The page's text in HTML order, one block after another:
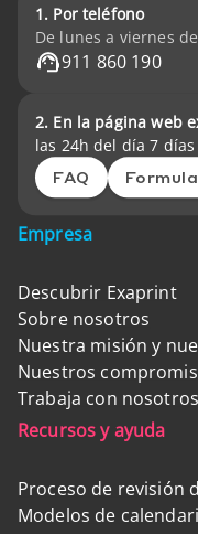
1. Por teléfono
De lunes a viernes
911 860 190
2. En la página web
las 24h del día 7
FAQ
Empresa
Descubrir Exaprint
Sobre nosotros
Nuestra misión y
Nuestros
Trabaja con nosotros
Recursos y ayuda
Proceso de revisión
Modelos de